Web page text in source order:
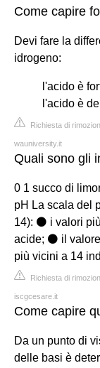
Come capire
Devi fare la
idrogeno:
l'acido è
l'acido è
Richiesta di
wauniversity.it
Quali sono gli
0 1 succo di
pH La scala del
14): ⚫ i valori
acide; ⚫ il
più vicini a 14
Richiesta di
iscgcesare.it
Come capire
Da un punto di
delle basi è